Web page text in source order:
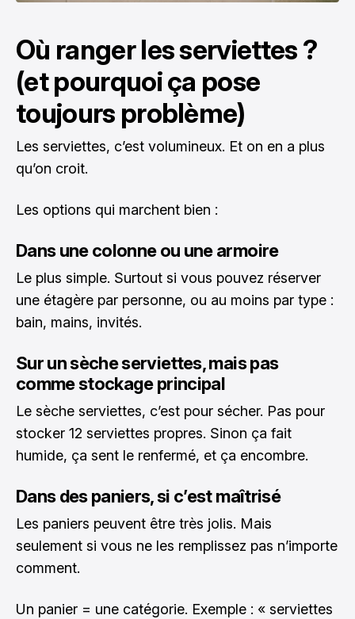
Où ranger les serviettes ?
(et pourquoi ça pose
toujours problème)
Les serviettes, c’est volumineux. Et on en a plus
qu’on croit.
Les options qui marchent bien :
Dans une colonne ou une armoire
Le plus simple. Surtout si vous pouvez réserver
une étagère par personne, ou au moins par type :
bain, mains, invités.
Sur un sèche serviettes, mais pas
comme stockage principal
Le sèche serviettes, c’est pour sécher. Pas pour
stocker 12 serviettes propres. Sinon ça fait
humide, ça sent le renfermé, et ça encombre.
Dans des paniers, si c’est maîtrisé
Les paniers peuvent être très jolis. Mais
seulement si vous ne les remplissez pas n’importe
comment.
Un panier = une catégorie. Exemple : « serviettes